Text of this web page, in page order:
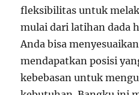
fleksibilitas untuk
mulai dari latihan dada
Anda bisa
mendapatkan posisi
kebebasan untuk